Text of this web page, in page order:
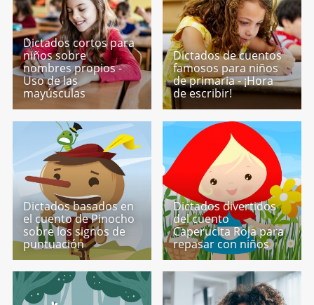
Dictados cortos para
niños sobre
nombres propios -
Uso de las
mayúsculas
Dictados de cuentos
famosos para niños
de primaria - ¡Hora
de escribir!
Dictados basados en
el cuento de Pinocho
sobre los signos de
puntuación
Dictados divertidos
del cuento
Caperucita Roja para
repasar con niños